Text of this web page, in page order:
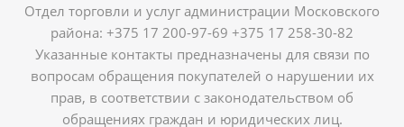
Отдел торговли и услуг администрации Московского
района: +375 17 200-97-69 +375 17 258-30-82
Указанные контакты предназначены для связи по
вопросам обращения покупателей о нарушении их
прав, в соответствии с законодательством об
обращениях граждан и юридических лиц.